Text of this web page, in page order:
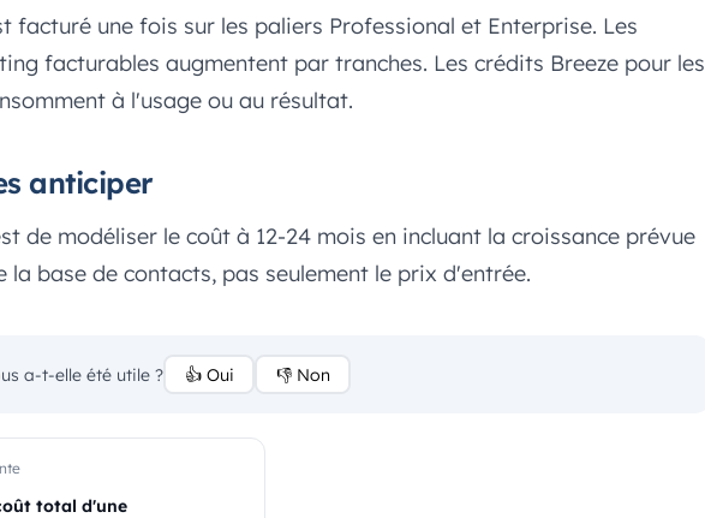
facturé une fois sur les paliers Professional et Enterprise. Les
facturables augmentent par tranches. Les crédits Breeze pour les
à l'usage ou au résultat.
anticiper
de modéliser le coût à 12-24 mois en incluant la croissance prévue
la base de contacts, pas seulement le prix d'entrée.
a-t-elle été utile ? 👍 Oui 👎 Non
total d'une